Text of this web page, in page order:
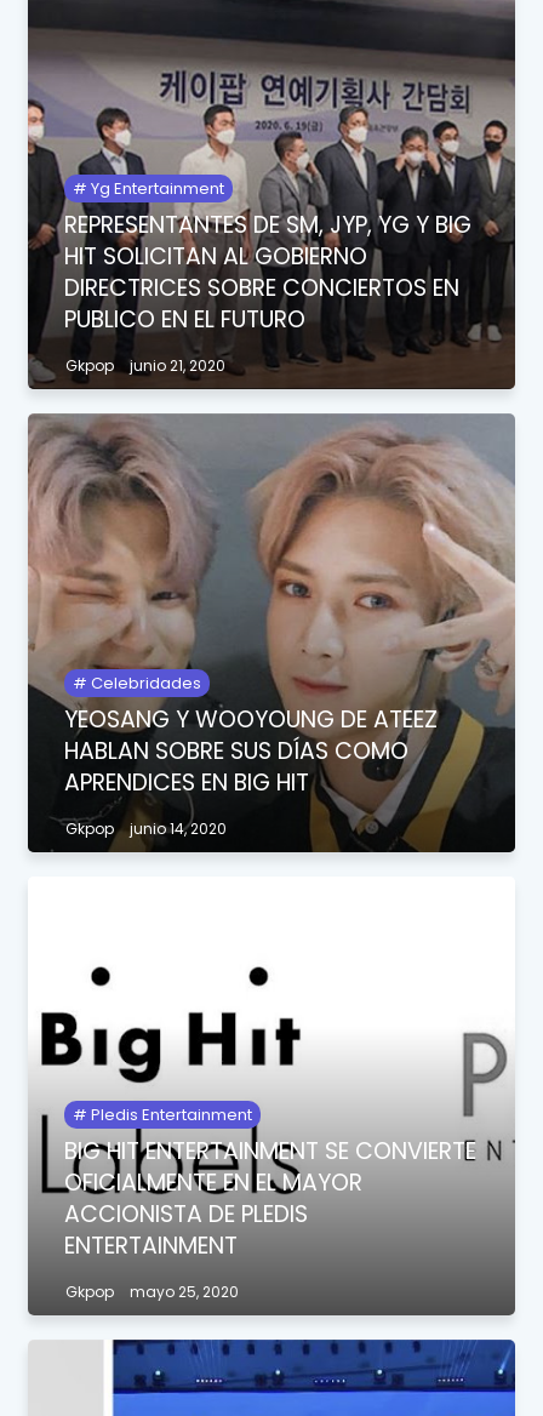
Yg Entertainment
REPRESENTANTES DE SM, JYP, YG Y BIG
HIT SOLICITAN AL GOBIERNO
DIRECTRICES SOBRE CONCIERTOS EN
PUBLICO EN EL FUTURO
Gkpop junio 21, 2020
Celebridades
YEOSANG Y WOOYOUNG DE ATEEZ
HABLAN SOBRE SUS DÍAS COMO
APRENDICES EN BIG HIT
Gkpop junio 14, 2020
Pledis Entertainment
BIG HIT ENTERTAINMENT SE CONVIERTE
OFICIALMENTE EN EL MAYOR
ACCIONISTA DE PLEDIS
ENTERTAINMENT
Gkpop mayo 25, 2020